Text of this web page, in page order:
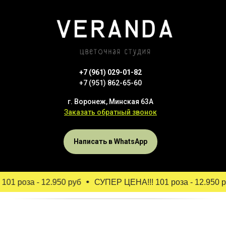
+7 (961) 029-01-82
+7 (951) 862-65-60
г. Воронеж, Минская 63А
Заказать обратный звонок
Написать в WhatsApp
роза - 12.950 руб СУПЕР ЦЕНА!!! 101 роза - 12.950